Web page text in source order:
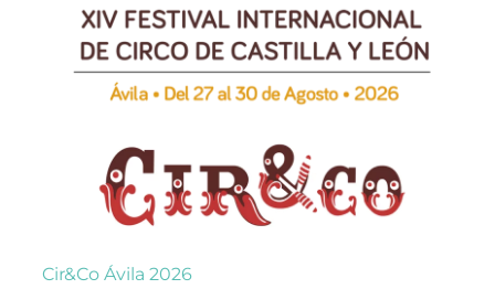
Cir&Co Ávila 2026